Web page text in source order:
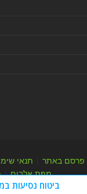
פרסם באתר תנאי
מפת אלבום|
ביטוח נסיעות